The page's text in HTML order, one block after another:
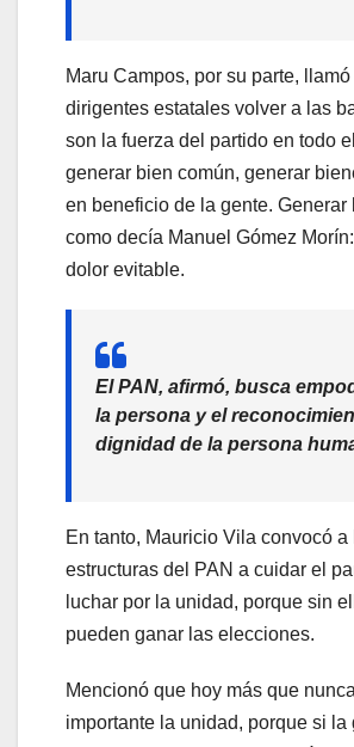
Maru Campos, por su parte,
dirigentes estatales volver a las
son la fuerza del partido en todo
generar bien común, generar
en beneficio de la gente. Generar
como decía Manuel Gómez
dolor evitable.
El PAN, afirmó, busca
la persona y el
dignidad de la persona
En tanto, Mauricio Vila convocó a
estructuras del PAN a cuidar el
luchar por la unidad, porque sin
pueden ganar las elecciones.
Mencionó que hoy más que
importante la unidad, porque si la